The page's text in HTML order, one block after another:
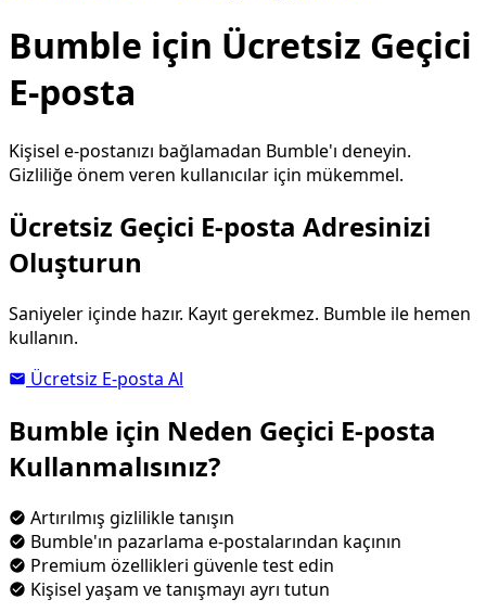
Bumble için Ücretsiz Geçici
E-posta
Kişisel e-postanızı bağlamadan Bumble'ı deneyin.
Gizliliğe önem veren kullanıcılar için mükemmel.
Ücretsiz Geçici E-posta Adresinizi
Oluşturun
Saniyeler içinde hazır. Kayıt gerekmez. Bumble ile hemen
kullanın.
Ücretsiz E-posta Al
Bumble için Neden Geçici E-posta
Kullanmalısınız?
Artırılmış gizlilikle tanışın
Bumble'ın pazarlama e-postalarından kaçının
Premium özellikleri güvenle test edin
Kişisel yaşam ve tanışmayı ayrı tutun